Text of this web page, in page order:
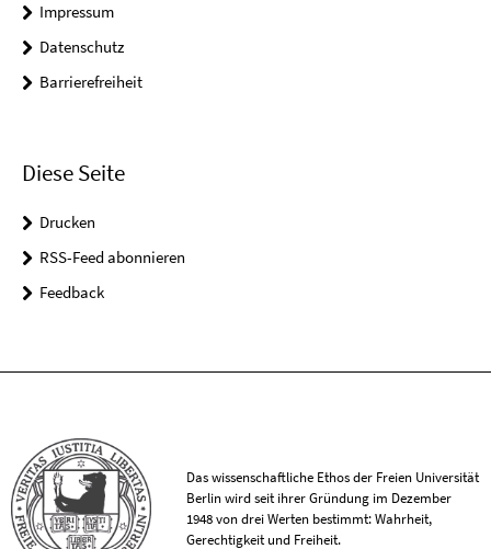
Impressum
Datenschutz
Barrierefreiheit
Diese Seite
Drucken
RSS-Feed abonnieren
Feedback
Das wissenschaftliche Ethos der Freien Universität
Berlin wird seit ihrer Gründung im Dezember
1948 von drei Werten bestimmt: Wahrheit,
Gerechtigkeit und Freiheit.